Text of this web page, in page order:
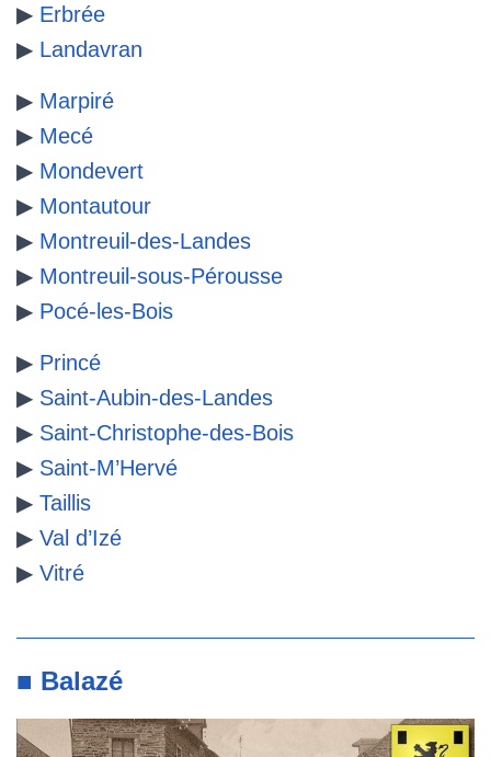
▶ Erbrée
▶ Landavran
▶ Marpiré
▶ Mecé
▶ Mondevert
▶ Montautour
▶ Montreuil-des-Landes
▶ Montreuil-sous-Pérousse
▶ Pocé-les-Bois
▶ Princé
▶ Saint-Aubin-des-Landes
▶ Saint-Christophe-des-Bois
▶ Saint-M’Hervé
▶ Taillis
▶ Val d’Izé
▶ Vitré
■ Balazé